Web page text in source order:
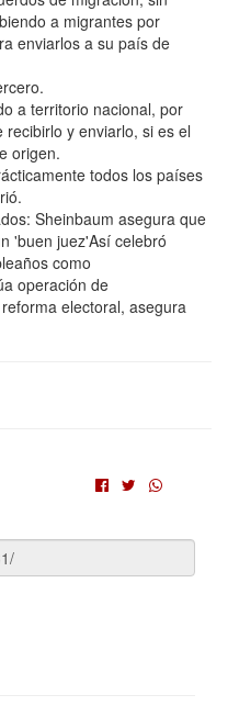
a migrantes por
enviarlos a su país de
a territorio nacional, por
y enviarlo, si es el
origen.
todos los países
Sheinbaum asegura que
'buen juez'Así celebró
como
operación de
electoral, asegura